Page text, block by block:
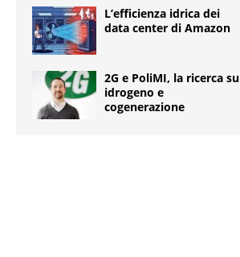
L’efficienza idrica dei
data center di Amazon
2G e PoliMI, la ricerca su
idrogeno e
cogenerazione